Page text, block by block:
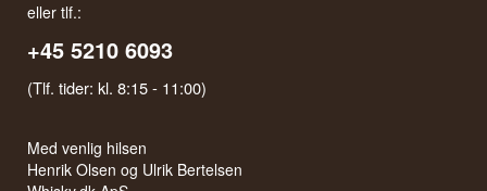
eller tlf.:
+45 5210 6093
(Tlf. tider: kl. 8:15 - 11:00)
Med venlig hilsen
Henrik Olsen og Ulrik Bertelsen